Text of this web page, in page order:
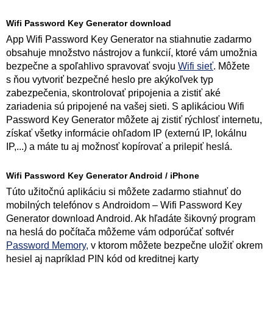
Wifi Password Key Generator download
App Wifi Password Key Generator na stiahnutie zadarmo
obsahuje množstvo nástrojov a funkcií, ktoré vám umožnia
bezpečne a spoľahlivo spravovať svoju Wifi sieť. Môžete
s ňou vytvoriť bezpečné heslo pre akýkoľvek typ
zabezpečenia, skontrolovať pripojenia a zistiť aké
zariadenia sú pripojené na vašej sieti. S aplikáciou Wifi
Password Key Generator môžete aj zistiť rýchlosť internetu,
získať všetky informácie ohľadom IP (externú IP, lokálnu
IP,...) a máte tu aj možnosť kopírovať a prilepiť heslá.
Wifi Password Key Generator Android / iPhone
Túto užitočnú aplikáciu si môžete zadarmo stiahnuť do
mobilných telefónov s Androidom – Wifi Password Key
Generator download Android. Ak hľadáte šikovný program
na heslá do počítača môžeme vám odporúčať softvér
Password Memory, v ktorom môžete bezpečne uložiť okrem
hesiel aj napríklad PIN kód od kreditnej karty